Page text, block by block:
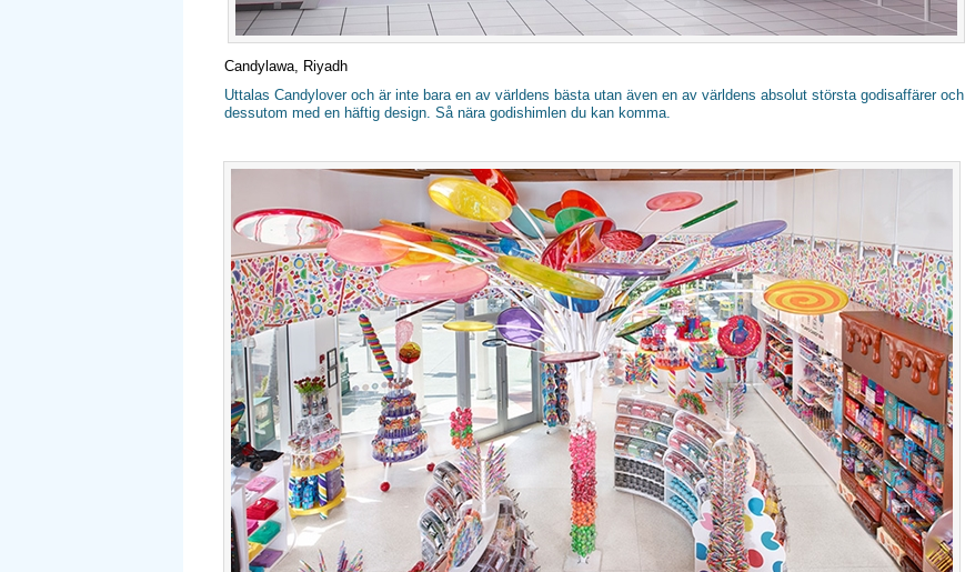
Candylawa, Riyadh
Uttalas Candylover och är inte bara en av världens bästa utan även en av världens absolut största godisaffärer och
dessutom med en häftig design. Så nära godishimlen du kan komma.